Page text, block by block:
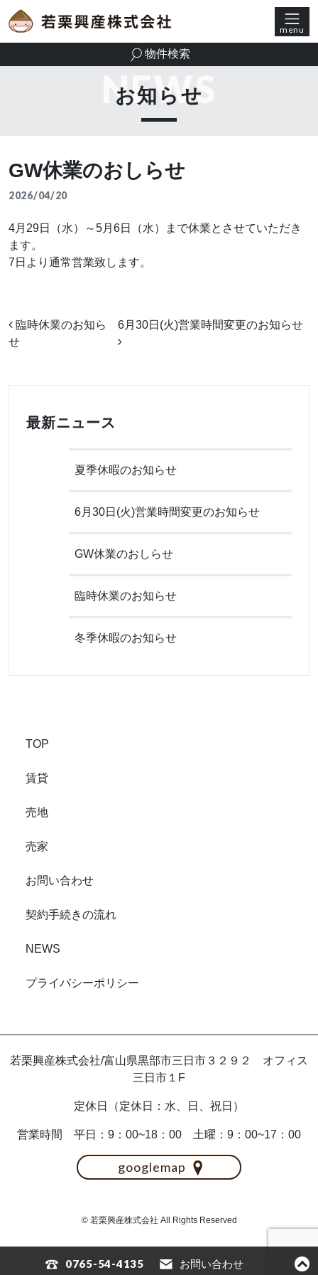
メインナビゲーション
物件検索
NEWS
お知らせ
GW休業のおしらせ
2026/04/20
4月29日（水）～5月6日（水）まで休業とさせていただき
ます。
7日より通常営業致します。
投稿ナビゲーション
臨時休業のお知ら
せ
6月30日(火)営業時間変更のお知らせ
最新ニュース
夏季休暇のお知らせ
6月30日(火)営業時間変更のお知らせ
GW休業のおしらせ
臨時休業のお知らせ
冬季休暇のお知らせ
TOP
賃貸
売地
売家
お問い合わせ
契約手続きの流れ
NEWS
プライバシーポリシー
若栗興産株式会社/富山県黒部市三日市３２９２ オフィス
三日市１F
定休日（定休日：水、日、祝日）
営業時間 平日：9：00~18：00 土曜：9：00~17：00
googlemap
© 若栗興産株式会社 All Rights Reserved
0765-54-4135 お問い合わせ